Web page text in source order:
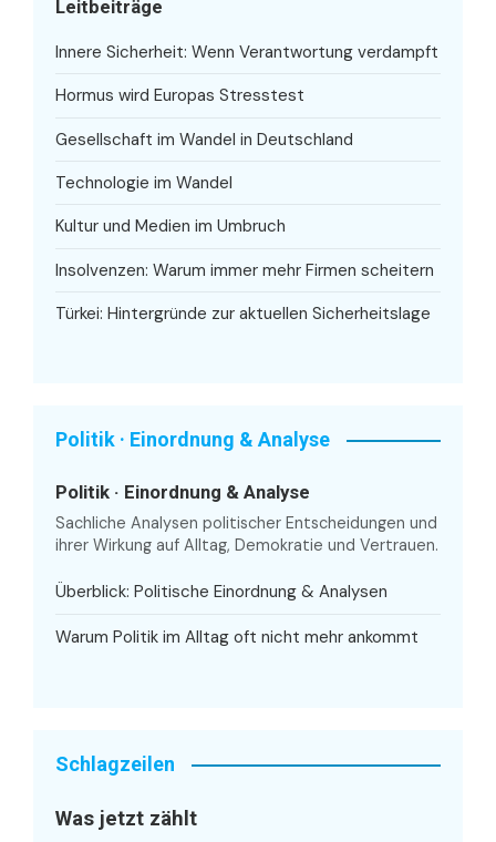
Leitbeiträge
Innere Sicherheit: Wenn Verantwortung verdampft
Hormus wird Europas Stresstest
Gesellschaft im Wandel in Deutschland
Technologie im Wandel
Kultur und Medien im Umbruch
Insolvenzen: Warum immer mehr Firmen scheitern
Türkei: Hintergründe zur aktuellen Sicherheitslage
Politik · Einordnung & Analyse
Politik · Einordnung & Analyse
Sachliche Analysen politischer Entscheidungen und
ihrer Wirkung auf Alltag, Demokratie und Vertrauen.
Überblick: Politische Einordnung & Analysen
Warum Politik im Alltag oft nicht mehr ankommt
Schlagzeilen
Was jetzt zählt